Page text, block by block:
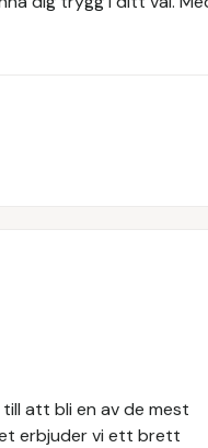
att bli en av de mest
erbjuder vi ett brett